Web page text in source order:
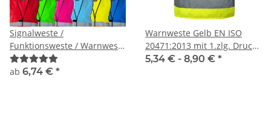
Signalweste /
Funktionsweste / Warnweste
Standard inkl. Premium
CMYK + weiß druck
ab 6,74 € *
Warnweste Gelb EN ISO
20471:2013 mit 1.zlg. Druck
Rücken
5,34 € - 8,90 € *